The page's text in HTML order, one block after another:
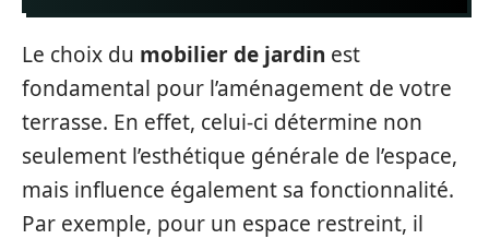
Le choix du mobilier de jardin est
fondamental pour l’aménagement de votre
terrasse. En effet, celui-ci détermine non
seulement l’esthétique générale de l’espace,
mais influence également sa fonctionnalité.
Par exemple, pour un espace restreint, il